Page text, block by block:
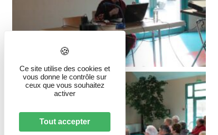
Ce site utilise des cookies et
vous donne le contrôle sur
ceux que vous souhaitez
activer
Tout accepter